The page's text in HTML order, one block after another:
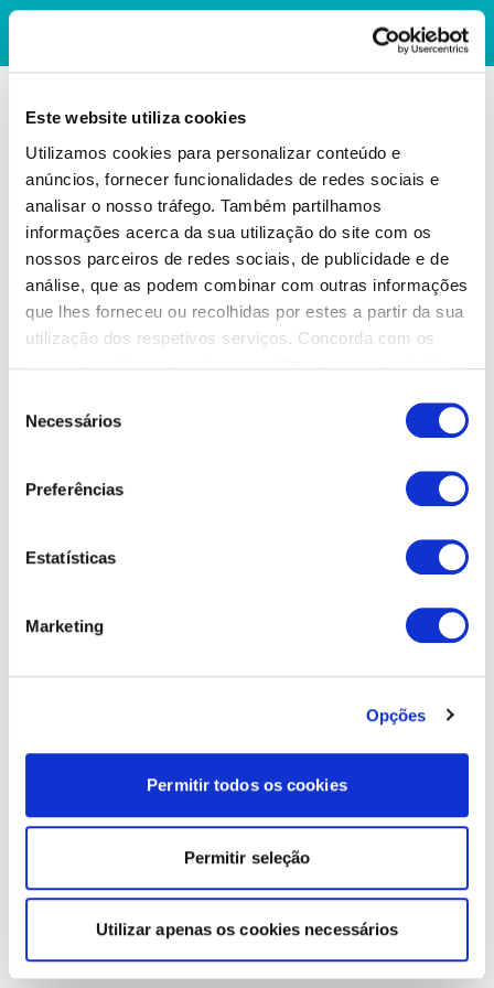
Este website utiliza cookies
Utilizamos cookies para personalizar conteúdo e
anúncios, fornecer funcionalidades de redes sociais e
analisar o nosso tráfego. Também partilhamos
informações acerca da sua utilização do site com os
nossos parceiros de redes sociais, de publicidade e de
análise, que as podem combinar com outras informações
que lhes forneceu ou recolhidas por estes a partir da sua
utilização dos respetivos serviços. Concorda com os
Necessários
Preferências
Estatísticas
Marketing
Opções
Permitir todos os cookies
Permitir seleção
Utilizar apenas os cookies necessários